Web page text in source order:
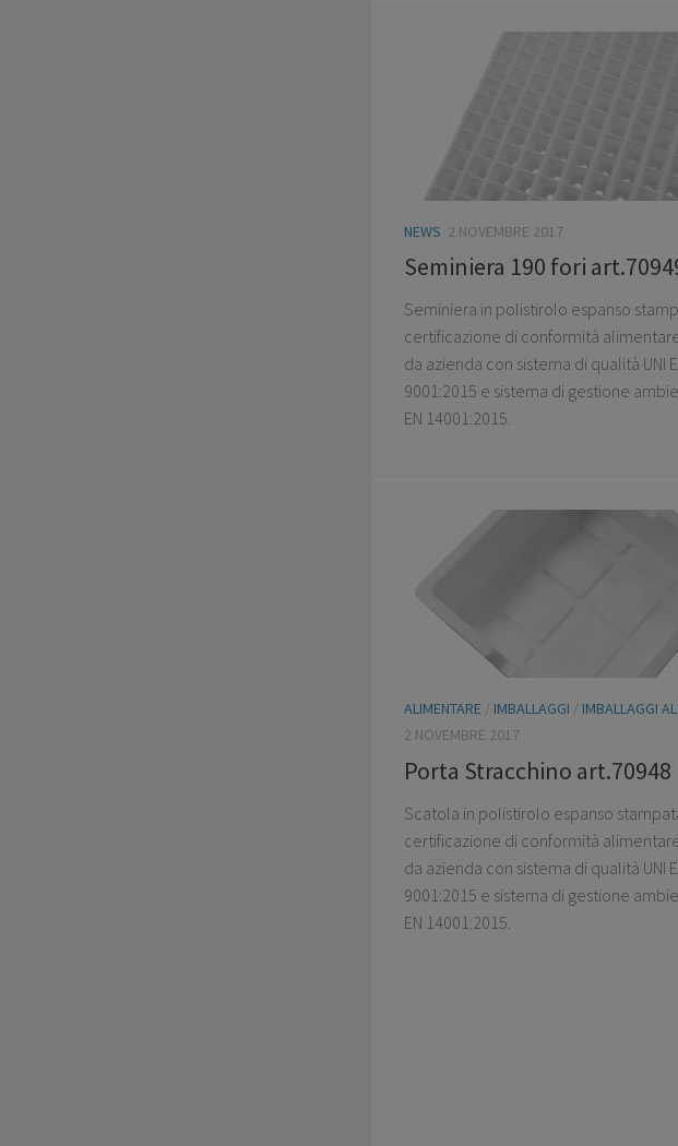
NEWS 2 NOVEMBRE 2017
Seminiera 190 fori
Seminiera in polistirolo espanso
certificazione di conformità
da azienda con sistema di qualità UNI
9001:2015 e sistema di gestione
EN 14001:2015.
ALIMENTARE / IMBALLAGGI / IMBALLAGGI
2 NOVEMBRE 2017
Porta Stracchino art.70948
Scatola in polistirolo espanso
certificazione di conformità
da azienda con sistema di qualità UNI
9001:2015 e sistema di gestione
EN 14001:2015.